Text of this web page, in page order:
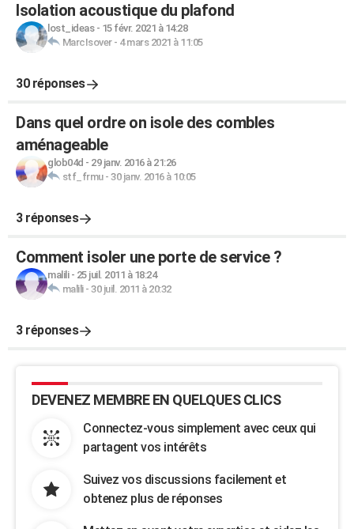
Isolation acoustique du plafond
lost_ideas- 15 févr. 2021 à 14:28
MarcIsover- 4 mars 2021 à 11:05
30 réponses
Dans quel ordre on isole des combles
aménageable
glob04d - 29 janv. 2016 à 21:26
stf_frmu- 30 janv. 2016 à 10:05
3 réponses
Comment isoler une porte de service ?
malili- 25 juil. 2011 à 18:24
malili- 30 juil. 2011 à 20:32
3 réponses
DEVENEZ MEMBRE EN QUELQUES CLICS
Connectez-vous simplement avec ceux qui
partagent vos intérêts
Suivez vos discussions facilement et
obtenez plus de réponses